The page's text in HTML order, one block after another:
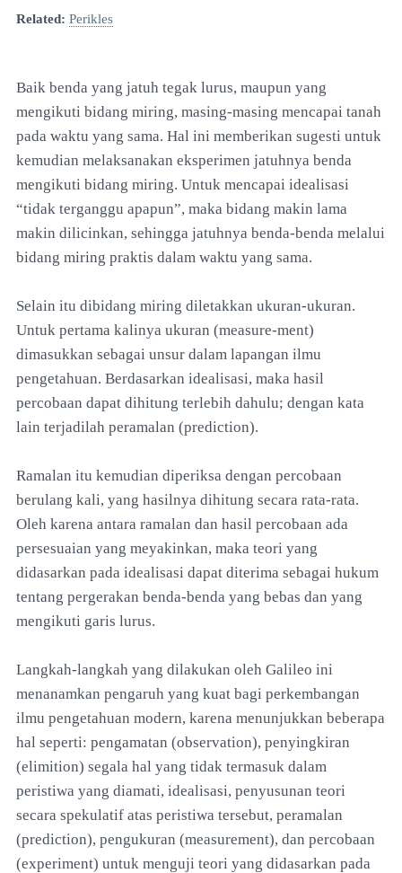
Related: Perikles
Baik benda yang jatuh tegak lurus, maupun yang
mengikuti bidang miring, masing-masing mencapai tanah
pada waktu yang sama. Hal ini memberikan sugesti untuk
kemudian melaksanakan eksperimen jatuhnya benda
mengikuti bidang miring. Untuk mencapai idealisasi
“tidak terganggu apapun”, maka bidang makin lama
makin dilicinkan, sehingga jatuhnya benda-benda melalui
bidang miring praktis dalam waktu yang sama.
Selain itu dibidang miring diletakkan ukuran-ukuran.
Untuk pertama kalinya ukuran (measure-ment)
dimasukkan sebagai unsur dalam lapangan ilmu
pengetahuan. Berdasarkan idealisasi, maka hasil
percobaan dapat dihitung terlebih dahulu; dengan kata
lain terjadilah peramalan (prediction).
Ramalan itu kemudian diperiksa dengan percobaan
berulang kali, yang hasilnya dihitung secara rata-rata.
Oleh karena antara ramalan dan hasil percobaan ada
persesuaian yang meyakinkan, maka teori yang
didasarkan pada idealisasi dapat diterima sebagai hukum
tentang pergerakan benda-benda yang bebas dan yang
mengikuti garis lurus.
Langkah-langkah yang dilakukan oleh Galileo ini
menanamkan pengaruh yang kuat bagi perkembangan
ilmu pengetahuan modern, karena menunjukkan beberapa
hal seperti: pengamatan (observation), penyingkiran
(elimition) segala hal yang tidak termasuk dalam
peristiwa yang diamati, idealisasi, penyusunan teori
secara spekulatif atas peristiwa tersebut, peramalan
(prediction), pengukuran (measurement), dan percobaan
(experiment) untuk menguji teori yang didasarkan pada